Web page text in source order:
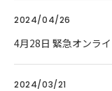
2024/04/26
4月28日 緊急オンラ
2024/03/21